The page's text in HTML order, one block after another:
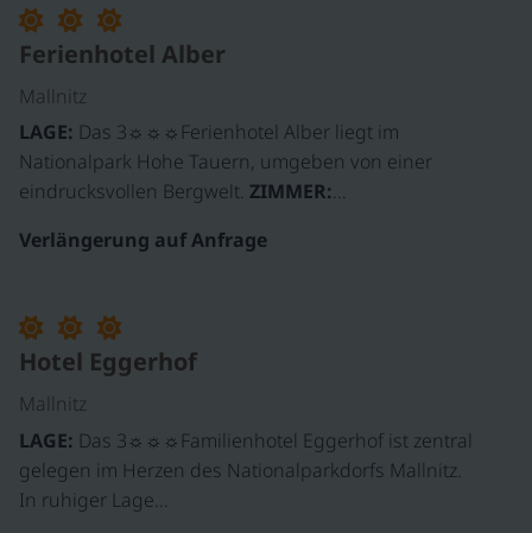
Ferienhotel Alber
Mallnitz
LAGE: Das 3☼☼☼Ferienhotel Alber liegt im
Nationalpark Hohe Tauern, umgeben von einer
eindrucksvollen Bergwelt. ZIMMER:…
Verlängerung auf Anfrage
Hotel Eggerhof
Mallnitz
LAGE: Das 3☼☼☼Familienhotel Eggerhof ist zentral
gelegen im Herzen des Nationalparkdorfs Mallnitz.
In ruhiger Lage…